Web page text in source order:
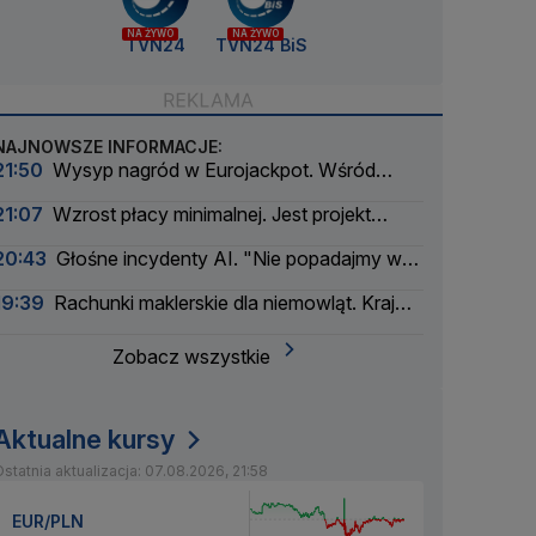
NA ŻYWO
TVN24
NA ŻYWO
TVN24 BiS
INFORMACJE:
Wysyp nagród w Eurojackpot. Wśród
Wzrost płacy minimalnej. Jest projekt
Głośne incydenty AI. "Nie popadajmy w
Rachunki maklerskie dla niemowląt. Kraj
Zobacz wszystkie
kursy
aktualizacja: 07.08.2026, 21:58
EUR/PLN